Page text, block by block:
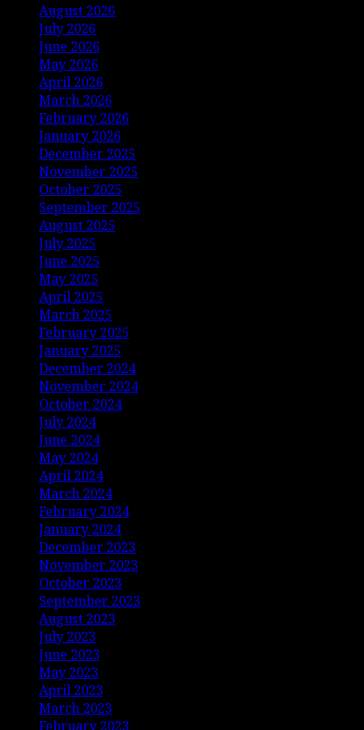
August 2026
July 2026
June 2026
May 2026
April 2026
March 2026
February 2026
January 2026
December 2025
November 2025
October 2025
September 2025
August 2025
July 2025
June 2025
May 2025
April 2025
March 2025
February 2025
January 2025
December 2024
November 2024
October 2024
July 2024
June 2024
May 2024
April 2024
March 2024
February 2024
January 2024
December 2023
November 2023
October 2023
September 2023
August 2023
July 2023
June 2023
May 2023
April 2023
March 2023
February 2023